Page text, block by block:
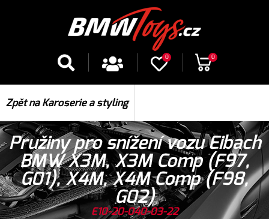
0 0
Zpět na Karoserie a styling
Pružiny pro snížení vozu Eibach
BMW X3M, X3M Comp (F97,
G01), X4M, X4M Comp (F98,
G02)
E10-20-040-03-22